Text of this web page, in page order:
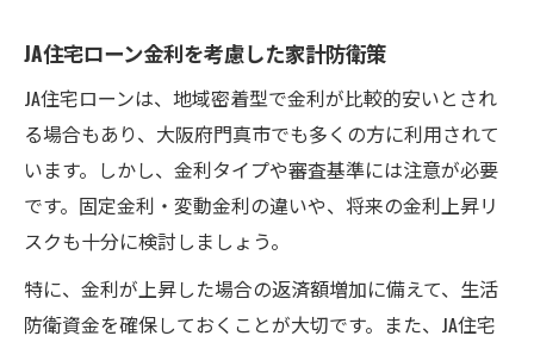
JA住宅ローン金利を考慮した家計防衛策
JA住宅ローンは、地域密着型で金利が比較的安いとされ
る場合もあり、大阪府門真市でも多くの方に利用されて
います。しかし、金利タイプや審査基準には注意が必要
です。固定金利・変動金利の違いや、将来の金利上昇リ
スクも十分に検討しましょう。
特に、金利が上昇した場合の返済額増加に備えて、生活
防衛資金を確保しておくことが大切です。また、JA住宅